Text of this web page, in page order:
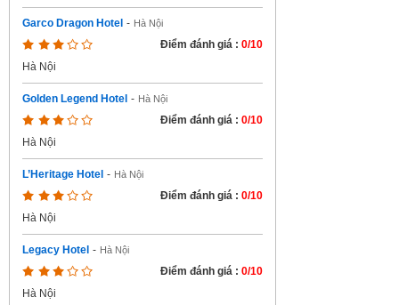
Garco Dragon Hotel - Hà Nội
Điểm đánh giá : 0/10
Hà Nội
Golden Legend Hotel - Hà Nội
Điểm đánh giá : 0/10
Hà Nội
L’Heritage Hotel - Hà Nội
Điểm đánh giá : 0/10
Hà Nội
Legacy Hotel - Hà Nội
Điểm đánh giá : 0/10
Hà Nội